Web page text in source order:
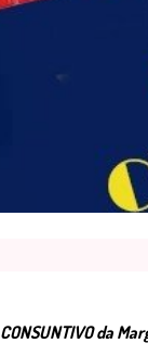
CONSUNTIVO da